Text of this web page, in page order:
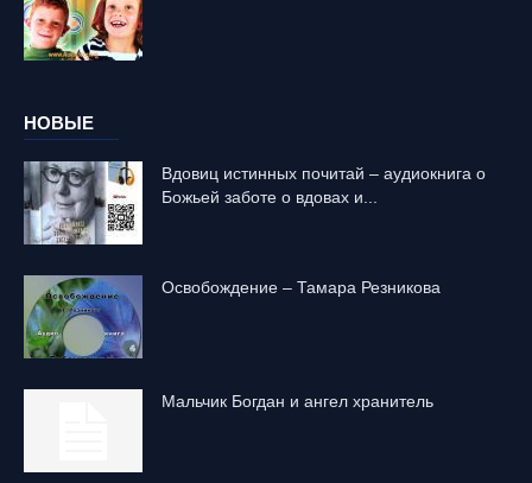
НОВЫЕ
Вдовиц истинных почитай – аудиокнига о
Божьей заботе о вдовах и...
Освобождение – Тамара Резникова
Mальчик Богдан и ангел хранитель